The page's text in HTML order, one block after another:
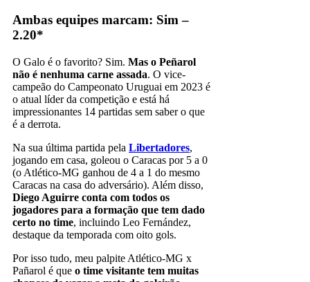
Ambas equipes marcam: Sim –
2.20*
O Galo é o favorito? Sim. Mas o Peñarol
não é nenhuma carne assada. O vice-
campeão do Campeonato Uruguai em 2023 é
o atual líder da competição e está há
impressionantes 14 partidas sem saber o que
é a derrota.
Na sua última partida pela Libertadores,
jogando em casa, goleou o Caracas por 5 a 0
(o Atlético-MG ganhou de 4 a 1 do mesmo
Caracas na casa do adversário). Além disso,
Diego Aguirre conta com todos os
jogadores para a formação que tem dado
certo no time, incluindo Leo Fernández,
destaque da temporada com oito gols.
Por isso tudo, meu palpite Atlético-MG x
Pañarol é que o time visitante tem muitas